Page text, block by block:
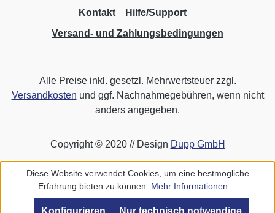
Kontakt
Hilfe/Support
Versand- und Zahlungsbedingungen
Alle Preise inkl. gesetzl. Mehrwertsteuer zzgl.
Versandkosten und ggf. Nachnahmegebühren, wenn nicht
anders angegeben.
Copyright © 2020 // Design Dupp GmbH
Diese Website verwendet Cookies, um eine bestmögliche
Erfahrung bieten zu können. Mehr Informationen ...
Nur technisch notwendige
Konfigurieren